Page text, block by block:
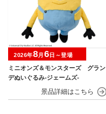
ミニオンズ＆モンスターズ グラン
デぬいぐるみ‐ジェームズ‐
2026年8月 6日～登場